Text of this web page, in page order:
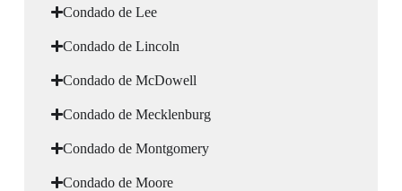
Condado de Lee
Condado de Lincoln
Condado de McDowell
Condado de Mecklenburg
Condado de Montgomery
Condado de Moore